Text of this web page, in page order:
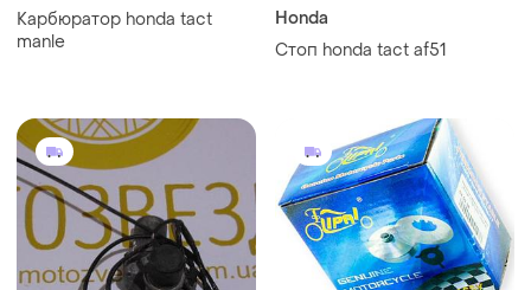
Карбюратор honda tact
manle
Honda
Стоп honda tact af51